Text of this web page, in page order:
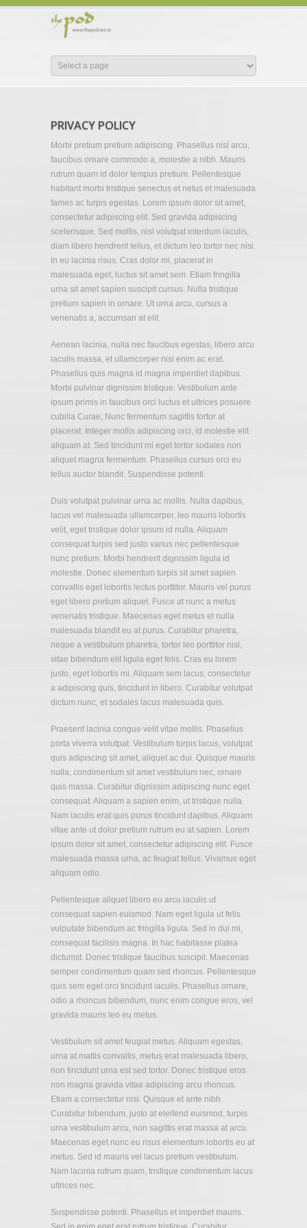
PRIVACY POLICY
Morbi pretium pretium adipiscing. Phasellus nisl arcu,
faucibus ornare commodo a, molestie a nibh. Mauris
rutrum quam id dolor tempus pretium. Pellentesque
habitant morbi tristique senectus et netus et malesuada
fames ac turpis egestas. Lorem ipsum dolor sit amet,
consectetur adipiscing elit. Sed gravida adipiscing
scelerisque. Sed mollis, nisl volutpat interdum iaculis,
diam libero hendrerit tellus, et dictum leo tortor nec nisi.
In eu lacinia risus. Cras dolor mi, placerat in
malesuada eget, luctus sit amet sem. Etiam fringilla
urna sit amet sapien suscipit cursus. Nulla tristique
pretium sapien in ornare. Ut urna arcu, cursus a
venenatis a, accumsan at elit.
Aenean lacinia, nulla nec faucibus egestas, libero arcu
iaculis massa, et ullamcorper nisi enim ac erat.
Phasellus quis magna id magna imperdiet dapibus.
Morbi pulvinar dignissim tristique. Vestibulum ante
ipsum primis in faucibus orci luctus et ultrices posuere
cubilia Curae; Nunc fermentum sagittis tortor at
placerat. Integer mollis adipiscing orci, id molestie elit
aliquam at. Sed tincidunt mi eget tortor sodales non
aliquet magna fermentum. Phasellus cursus orci eu
tellus auctor blandit. Suspendisse potenti.
Duis volutpat pulvinar urna ac mollis. Nulla dapibus,
lacus vel malesuada ullamcorper, leo mauris lobortis
velit, eget tristique dolor ipsum id nulla. Aliquam
consequat turpis sed justo varius nec pellentesque
nunc pretium. Morbi hendrerit dignissim ligula id
molestie. Donec elementum turpis sit amet sapien
convallis eget lobortis lectus porttitor. Mauris vel purus
eget libero pretium aliquet. Fusce at nunc a metus
venenatis tristique. Maecenas eget metus et nulla
malesuada blandit eu at purus. Curabitur pharetra,
neque a vestibulum pharetra, tortor leo porttitor nisl,
vitae bibendum elit ligula eget felis. Cras eu lorem
justo, eget lobortis mi. Aliquam sem lacus, consectetur
a adipiscing quis, tincidunt in libero. Curabitur volutpat
dictum nunc, et sodales lacus malesuada quis.
Praesent lacinia congue velit vitae mollis. Phasellus
porta viverra volutpat. Vestibulum turpis lacus, volutpat
quis adipiscing sit amet, aliquet ac dui. Quisque mauris
nulla, condimentum sit amet vestibulum nec, ornare
quis massa. Curabitur dignissim adipiscing nunc eget
consequat. Aliquam a sapien enim, ut tristique nulla.
Nam iaculis erat quis purus tincidunt dapibus. Aliquam
vitae ante ut dolor pretium rutrum eu at sapien. Lorem
ipsum dolor sit amet, consectetur adipiscing elit. Fusce
malesuada massa urna, ac feugiat tellus. Vivamus eget
aliquam odio.
Pellentesque aliquet libero eu arcu iaculis ut
consequat sapien euismod. Nam eget ligula ut felis
vulputate bibendum ac fringilla ligula. Sed in dui mi,
consequat facilisis magna. In hac habitasse platea
dictumst. Donec tristique faucibus suscipit. Maecenas
semper condimentum quam sed rhoncus. Pellentesque
quis sem eget orci tincidunt iaculis. Phasellus ornare,
odio a rhoncus bibendum, nunc enim congue eros, vel
gravida mauris leo eu metus.
Vestibulum sit amet feugiat metus. Aliquam egestas,
urna at mattis convallis, metus erat malesuada libero,
non tincidunt urna est sed tortor. Donec tristique eros
non magna gravida vitae adipiscing arcu rhoncus.
Etiam a consectetur nisi. Quisque et ante nibh.
Curabitur bibendum, justo at eleifend euismod, turpis
urna vestibulum arcu, non sagittis erat massa at arcu.
Maecenas eget nunc eu risus elementum lobortis eu at
metus. Sed id mauris vel lacus pretium vestibulum.
Nam lacinia rutrum quam, tristique condimentum lacus
ultrices nec.
Suspendisse potenti. Phasellus et imperdiet mauris.